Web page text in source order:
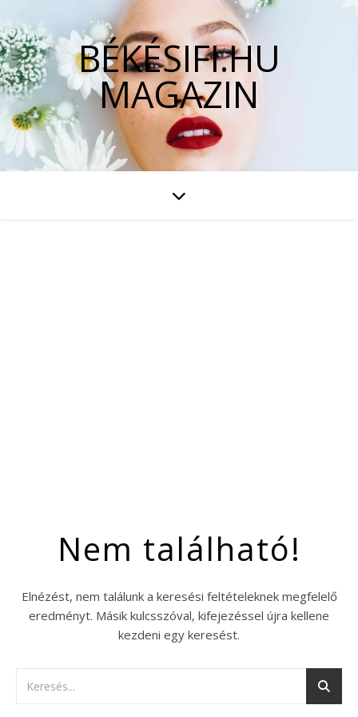
BÉKÉSIFI.HU
MAGAZIN
Nem található!
Elnézést, nem találunk a keresési feltételeknek megfelelő
eredményt. Másik kulcsszóval, kifejezéssel újra kellene
kezdeni egy keresést.